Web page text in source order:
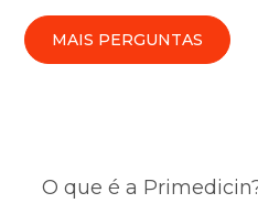
MAIS PERGUNTAS
O que é a